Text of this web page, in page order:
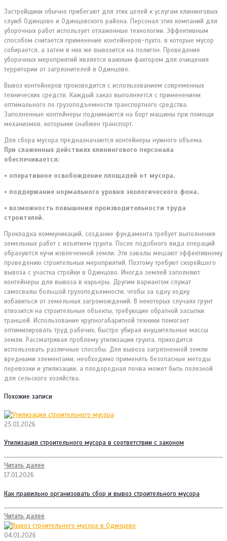
Застройщики обычно прибегают для этих целей к услугам клининговых
служб Одинцово и Одинцовского района. Персонал этих компаний для
уборочных работ использует отлаженные технологии. Эффективным
способом считается применение контейнеров-пухто, в которые мусор
собирается, а затем в них же вывозится на полигон. Проведение
уборочных мероприятий является важным фактором для очищения
территории от загрязнителей в Одинцово.
Вывоз контейнеров производится с использованием современных
технических средств. Каждый заказ выполняется с применением
оптимального по грузоподъемности транспортного средства.
Заполненные контейнеры поднимаются на борт машины при помощи
механизмов, которыми снабжен транспорт.
Для сбора мусора предназначаются контейнеры нужного объема.
При слаженных действиях клинингового персонала
обеспечивается:
• оперативное освобождение площадей от мусора,
• поддержание нормального уровня экологического фона,
• возможность повышения производительности труда
строителей.
Прокладка коммуникаций, создание фундамента требует выполнения
земельных работ с изъятием грунта. После подобного вида операций
образуются кучи извлеченной земли. Эти завалы мешают эффективному
проведению строительных мероприятий. Поэтому требуют скорейшего
вывоза с участка стройки в Одинцово. Иногда землей заполняют
контейнеры для вывоза в карьеры. Другим вариантом служат
самосвалы большой грузоподъемности, чтобы за одну ходку
избавиться от земельных загромождений. В некоторых случаях грунт
отвозится на строительные объекты, требующие обратной засыпки
траншей. Использование крупногабаритной техники помогает
оптимизировать труд рабочих, быстро убирая внушительные массы
земли. Рассматривая проблему утилизации грунта, приходится
использовать различные способы. Для вывоза загрязненной земли
вредными элементами, необходимо применять безопасные методы
перевозки и утилизации, а плодородная почва может быть полезной
для сельского хозяйства.
Похожие записи
23.01.2026
Утилизация строительного мусора в соответствии с законом
Читать далее
17.01.2026
Как правильно организовать сбор и вывоз строительного мусора
Читать далее
04.01.2026